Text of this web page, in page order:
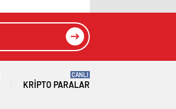
KRIPTO PARALAR
CANLI